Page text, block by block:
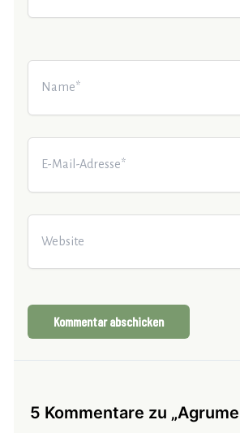
Name*
E-
Mail-
Website
5 Kommentare zu